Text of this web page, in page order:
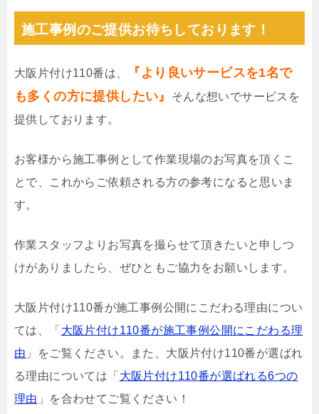
施工事例のご提供お待ちしております！
大阪片付け110番は、
『より良いサービスを1名で
も多くの方に提供したい』
そんな想いでサービスを
提供しております。
お客様から施工事例として作業現場のお写真を頂くこ
とで、これからご依頼される方の参考になると思いま
す。
作業スタッフよりお写真を撮らせて頂きたいと申しつ
けがありましたら、ぜひともご協力をお願いします。
大阪片付け110番が施工事例公開にこだわる理由につい
ては、「 大阪片付け110番が施工事例公開にこだわる理
由 」をご覧ください。また、大阪片付け110番が選ばれ
る理由については「 大阪片付け110番が選ばれる6つの
理由 」を合わせてご覧ください！